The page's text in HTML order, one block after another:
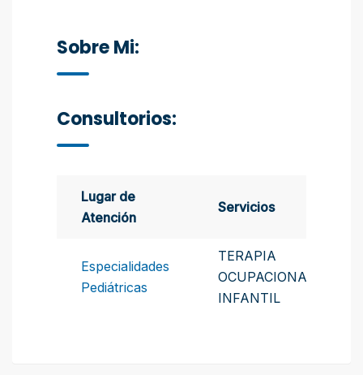
Sobre Mi:
Consultorios:
Lugar de
Atención
Servicios
Especialidades
Pediátricas
TERAPIA
OCUPACIONAL
INFANTIL